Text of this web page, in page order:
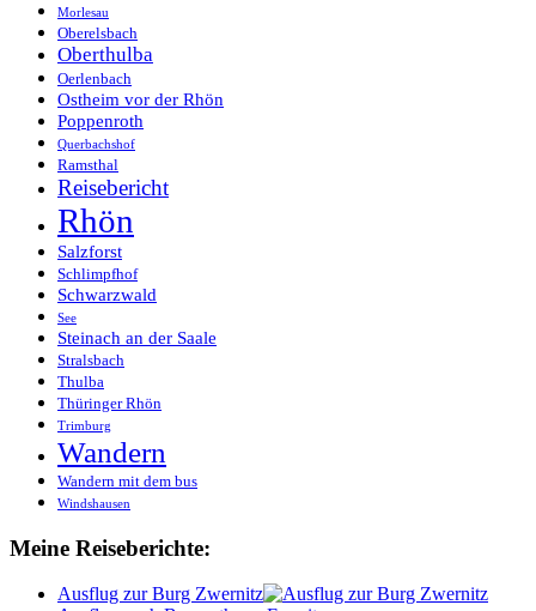
Morlesau
Oberelsbach
Oberthulba
Oerlenbach
Ostheim vor der Rhön
Poppenroth
Querbachshof
Ramsthal
Reisebericht
Rhön
Salzforst
Schlimpfhof
Schwarzwald
See
Steinach an der Saale
Stralsbach
Thulba
Thüringer Rhön
Trimburg
Wandern
Wandern mit dem bus
Windshausen
Meine Reiseberichte:
Ausflug zur Burg Zwernitz